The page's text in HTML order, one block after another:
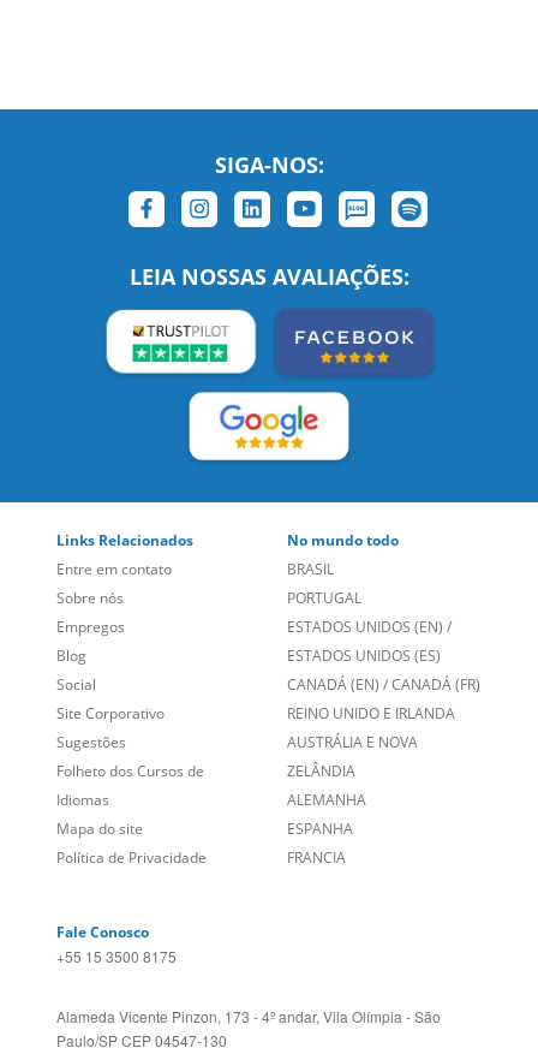
SIGA-NOS:
LEIA NOSSAS AVALIAÇÕES:
Links Relacionados
Entre em contato
Sobre nós
Empregos
Blog
Social
Site Corporativo
Sugestões
Folheto dos Cursos de
Idiomas
No mundo todo
BRASIL
PORTUGAL
ESTADOS UNIDOS (EN)/
ESTADOS UNIDOS (ES)
CANADÁ (EN) /CANADÁ (FR)
REINO UNIDO E IRLANDA
AUSTRÁLIA E NOVA
ZELÂNDIA
ALEMANHA
+55 15 3500 8175